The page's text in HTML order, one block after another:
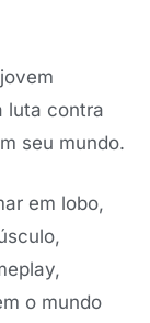
luta contra
seu mundo.
em lobo,
o mundo